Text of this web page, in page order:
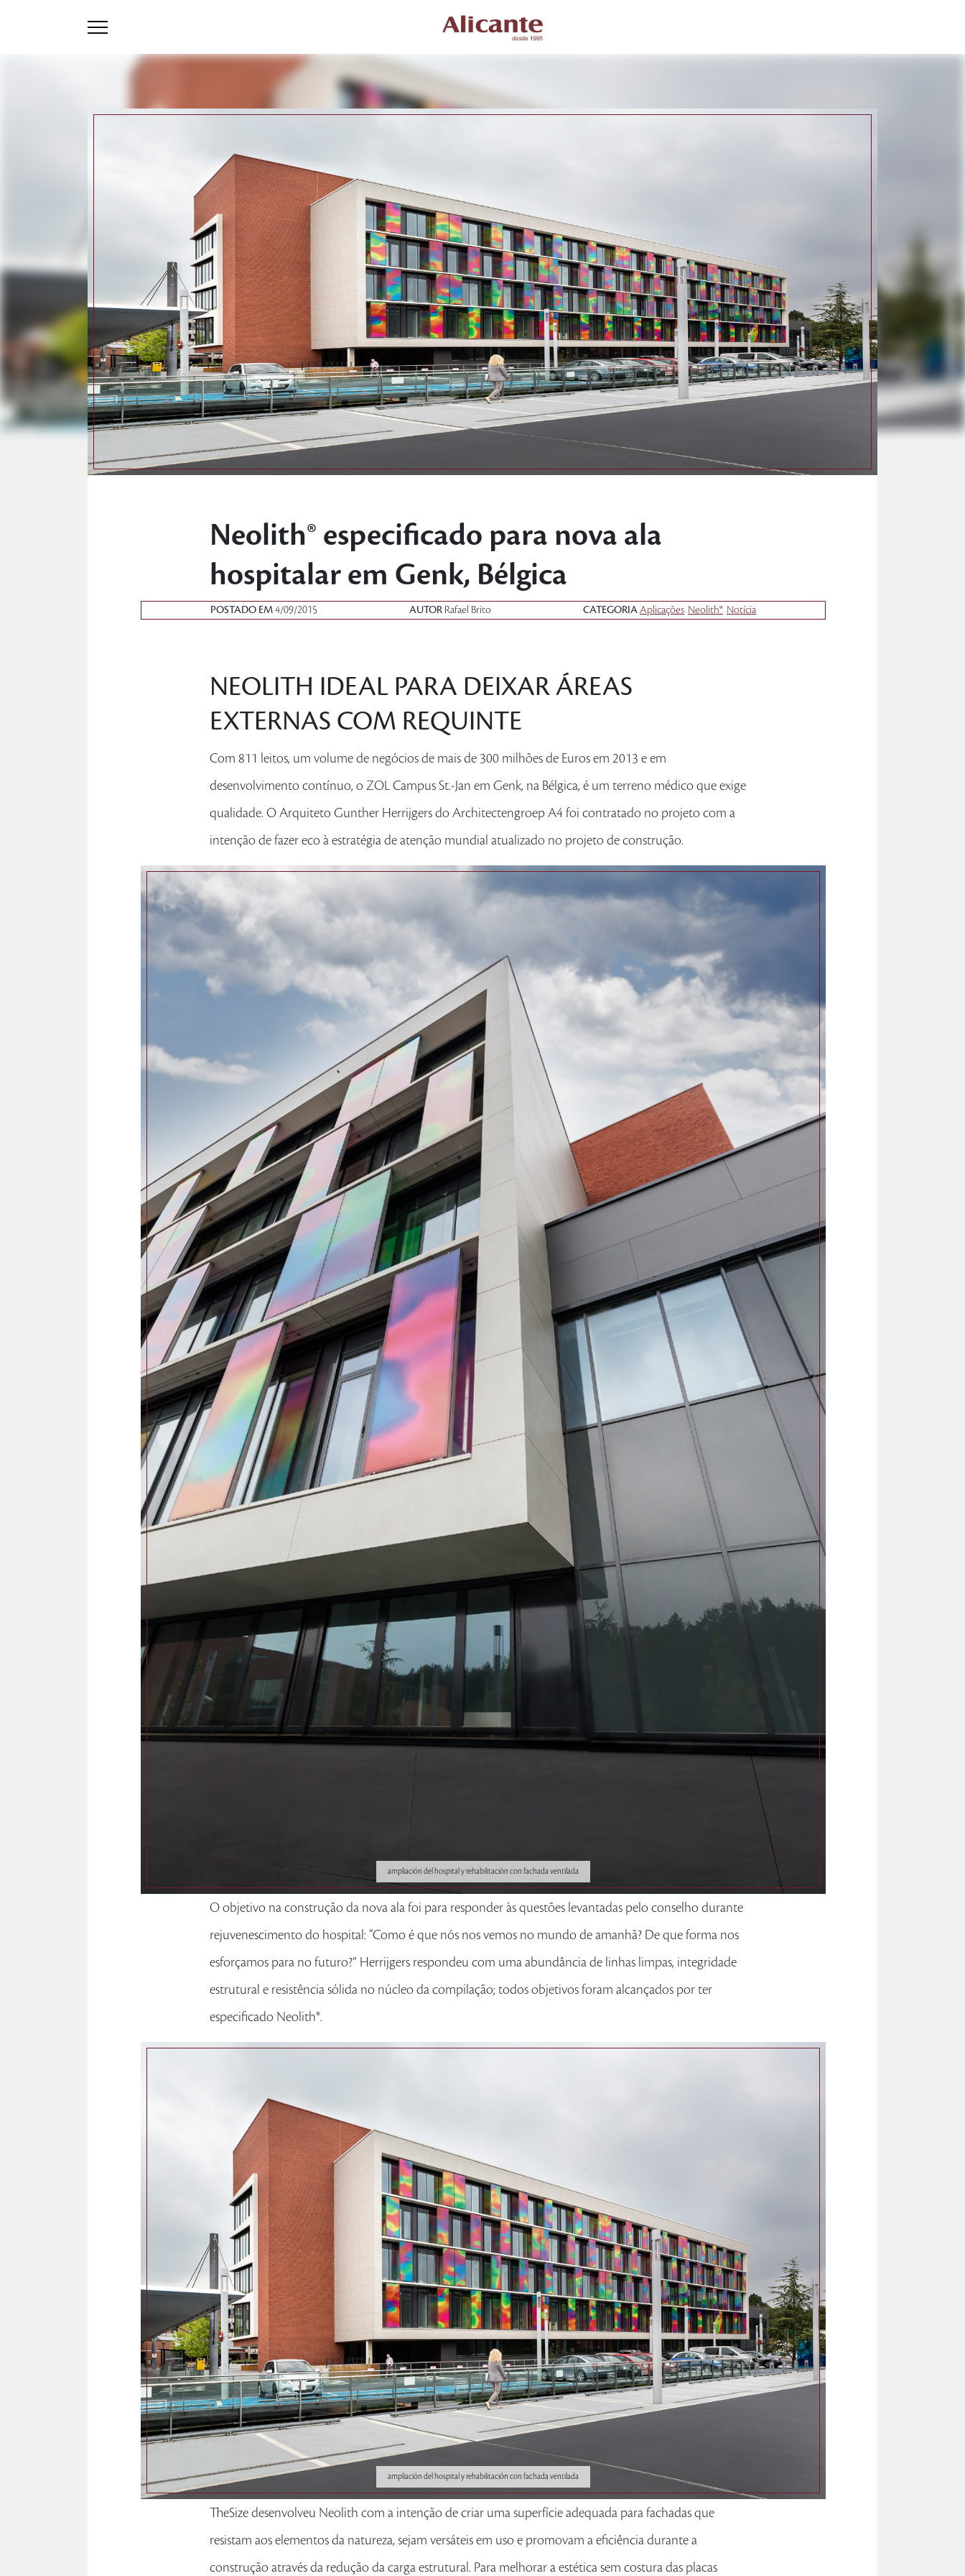
Neolith® especificado para nova ala
hospitalar em Genk, Bélgica
POSTADO EM4/09/2015 AUTOR Rafael Brito CATEGORIAAplicações Neolith® Notícia
NEOLITH IDEAL PARA DEIXAR ÁREAS
EXTERNAS COM REQUINTE
Com 811 leitos, um volume de negócios de mais de 300 milhões de Euros em 2013 e em
desenvolvimento contínuo, o ZOL Campus St.-Jan em Genk, na Bélgica, é um terreno médico que exige
qualidade. O Arquiteto Gunther Herrijgers do Architectengroep A4 foi contratado no projeto com a
intenção de fazer eco à estratégia de atenção mundial atualizado no projeto de construção.
ampliación del hospital y rehabilitación con fachada ventilada
O objetivo na construção da nova ala foi para responder às questões levantadas pelo conselho durante
rejuvenescimento do hospital: “Como é que nós nos vemos no mundo de amanhã? De que forma nos
esforçamos para no futuro?” Herrijgers respondeu com uma abundância de linhas limpas, integridade
estrutural e resistência sólida no núcleo da compilação; todos objetivos foram alcançados por ter
especificado Neolith®.
ampliación del hospital y rehabilitación con fachada ventilada
TheSize desenvolveu Neolith com a intenção de criar uma superfície adequada para fachadas que
resistam aos elementos da natureza, sejam versáteis em uso e promovam a eficiência durante a
construção através da redução da carga estrutural. Para melhorar a estética sem costura das placas